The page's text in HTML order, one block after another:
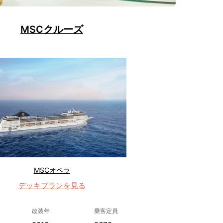
MSCクルーズ
MSCオペラ
デッキプランを見る
改装年 乗客定員